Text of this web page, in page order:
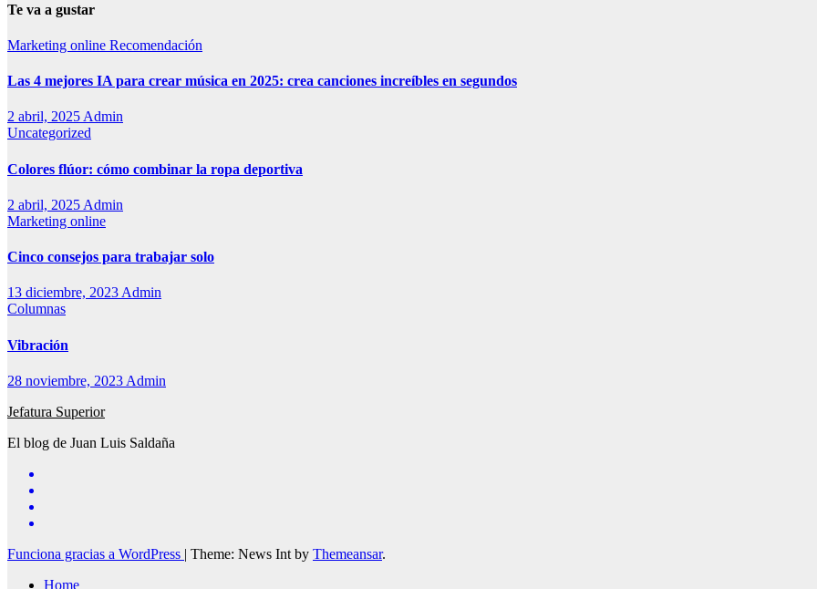
Te va a gustar
Marketing online Recomendación
Las 4 mejores IA para crear música en 2025: crea canciones increíbles en segundos
2 abril, 2025Admin
Uncategorized
Colores flúor: cómo combinar la ropa deportiva
2 abril, 2025 Admin
Marketing online
Cinco consejos para trabajar solo
13 diciembre, 2023Admin
Columnas
Vibración
28 noviembre, 2023 Admin
Jefatura Superior
El blog de Juan Luis Saldaña
Funciona gracias a WordPress | Theme: News Int by Themeansar.
Home